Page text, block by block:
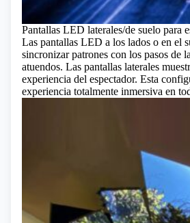
Pantallas LED laterales/de suelo para
Las pantallas LED a los lados o en el
sincronizar patrones con los pasos de
atuendos. Las pantallas laterales
experiencia del espectador. Esta
experiencia totalmente inmersiva en